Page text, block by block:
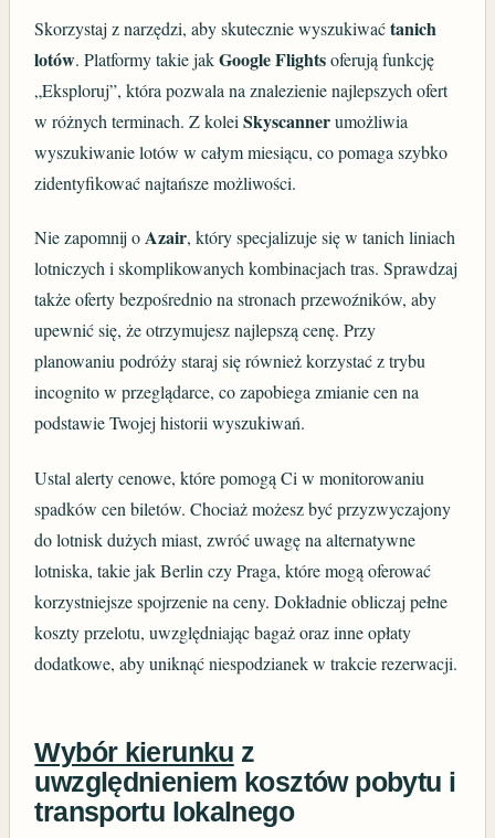
Skorzystaj z narzędzi, aby skutecznie wyszukiwaćtanich
lotów. Platformy takie jakGoogle Flightsoferują funkcję
„Eksploruj”, która pozwala na znalezienie najlepszych ofert
w różnych terminach. Z koleiSkyscannerumożliwia
wyszukiwanie lotów w całym miesiącu, co pomaga szybko
zidentyfikować najtańsze możliwości.
Nie zapomnij oAzair, który specjalizuje się w tanich liniach
lotniczych i skomplikowanych kombinacjach tras. Sprawdzaj
także oferty bezpośrednio na stronach przewoźników, aby
upewnić się, że otrzymujesz najlepszą cenę. Przy
planowaniu podróży staraj się również korzystać z trybu
incognito w przeglądarce, co zapobiega zmianie cen na
podstawie Twojej historii wyszukiwań.
Ustal alerty cenowe, które pomogą Ci w monitorowaniu
spadków cen biletów. Chociaż możesz być przyzwyczajony
do lotnisk dużych miast, zwróć uwagę na alternatywne
lotniska, takie jak Berlin czy Praga, które mogą oferować
korzystniejsze spojrzenie na ceny. Dokładnie obliczaj pełne
koszty przelotu, uwzględniając bagaż oraz inne opłaty
dodatkowe, aby uniknąć niespodzianek w trakcie rezerwacji.
Wybór kierunku z
uwzględnieniem kosztów pobytu i
transportu lokalnego